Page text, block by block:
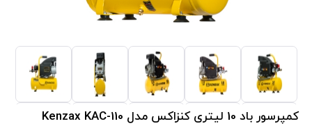
کمپرسور باد 10 لیتری کنزاکس مدل Kenzax KAC-110